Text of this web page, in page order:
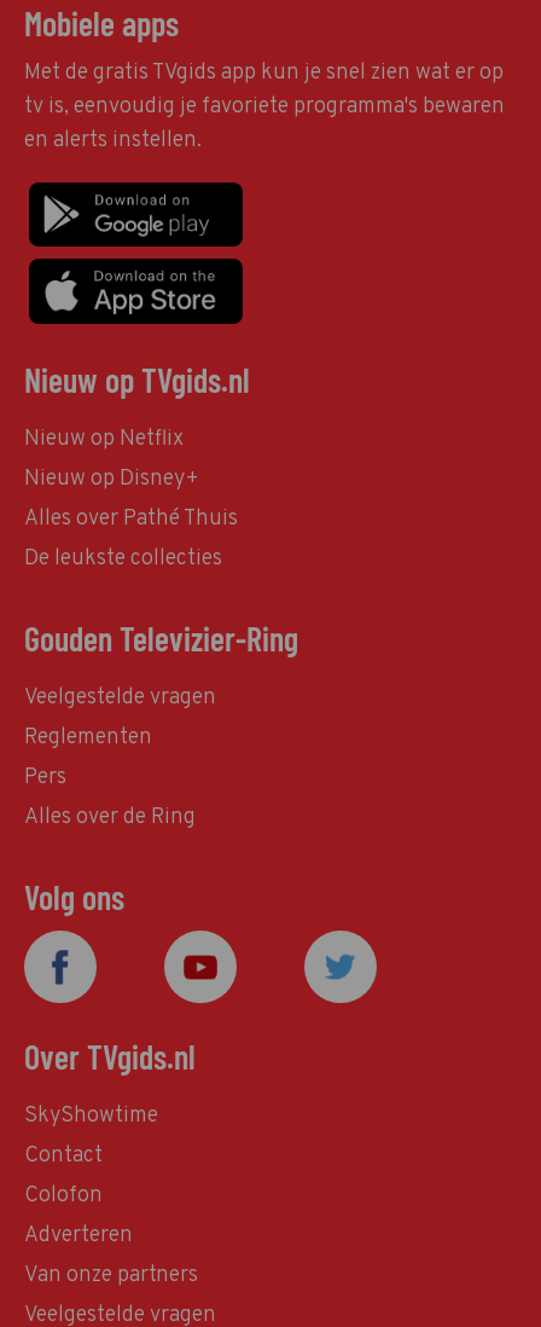
Mobiele apps
Met de gratis TVgids app kun je snel zien wat er op
tv is, eenvoudig je favoriete programma's bewaren
en alerts instellen.
Nieuw op TVgids.nl
Nieuw op Netflix
Nieuw op Disney+
Alles over Pathé Thuis
De leukste collecties
Gouden Televizier-Ring
Veelgestelde vragen
Reglementen
Pers
Alles over de Ring
Volg ons
Over TVgids.nl
SkyShowtime
Contact
Colofon
Adverteren
Van onze partners
Veelgestelde vragen